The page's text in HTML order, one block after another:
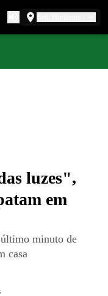
luzes",
em
minuto de
casa